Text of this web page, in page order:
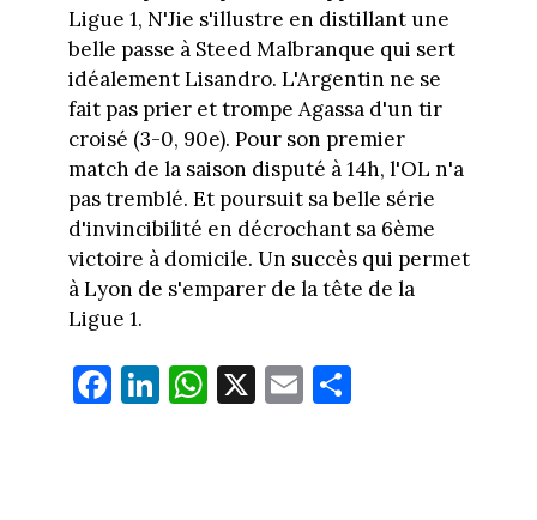
Ligue 1, N'Jie s'illustre en distillant une
belle passe à Steed Malbranque qui sert
idéalement Lisandro. L'Argentin ne se
fait pas prier et trompe Agassa d'un tir
croisé (3-0, 90e). Pour son premier
match de la saison disputé à 14h, l'OL n'a
pas tremblé. Et poursuit sa belle série
d'invincibilité en décrochant sa 6ème
victoire à domicile. Un succès qui permet
à Lyon de s'emparer de la tête de la
Ligue 1.
Fa
ce
Li
nk
W
ha
X E
m
Pa
rt